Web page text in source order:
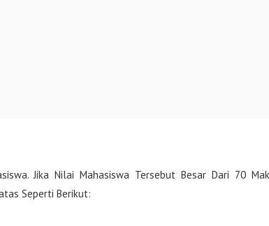
Jika Nilai Mahasiswa Tersebut Besar Dari 70
Seperti Berikut: